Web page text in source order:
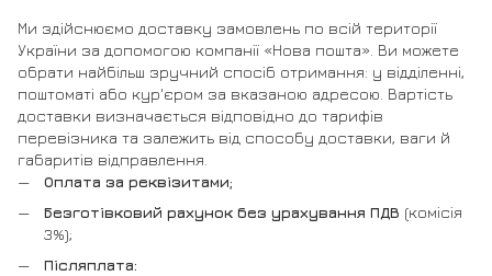
Ми здійснюємо доставку замовлень по всій території
України за допомогою компанії «Нова пошта». Ви можете
обрати найбільш зручний спосіб отримання: у відділенні,
поштоматі або кур'єром за вказаною адресою. Вартість
доставки визначається відповідно до тарифів
перевізника та залежить від способу доставки, ваги й
габаритів відправлення.
Оплата за реквізитами;
Безготівковий рахунок без урахування ПДВ (комісія
3%);
Післяплата: